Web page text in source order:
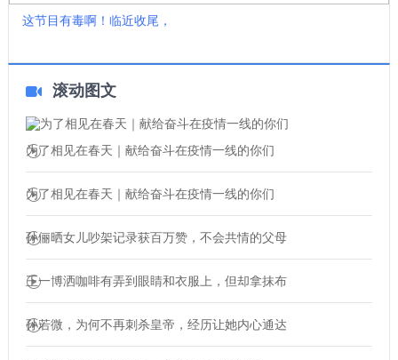
这节目有毒啊！临近收尾，
滚动图文
为了相见在春天｜献给奋斗在疫情一线的你们
为了相见在春天｜献给奋斗在疫情一线的你们
孙俪晒女儿吵架记录获百万赞，不会共情的父母
王一博洒咖啡有弄到眼睛和衣服上，但却拿抹布
孙若微，为何不再刺杀皇帝，经历让她内心通达